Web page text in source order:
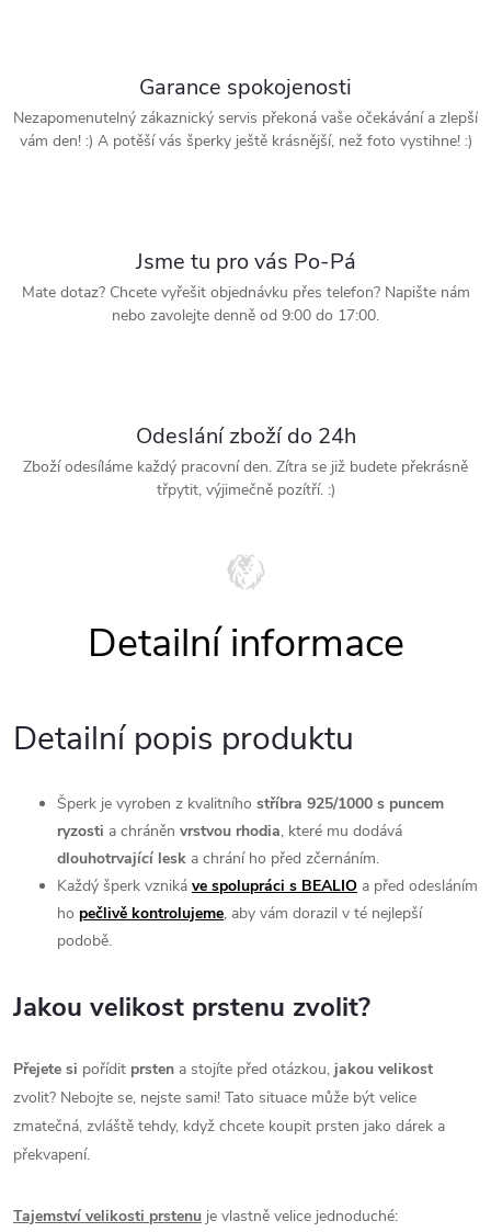
Garance spokojenosti
Nezapomenutelný zákaznický servis překoná vaše očekávání a zlepší
vám den! :) A potěší vás šperky ještě krásnější, než foto vystihne! :)
Jsme tu pro vás Po-Pá
Mate dotaz? Chcete vyřešit objednávku přes telefon? Napište nám
nebo zavolejte denně od 9:00 do 17:00.
Odeslání zboží do 24h
Zboží odesíláme každý pracovní den. Zítra se již budete překrásně
třpytit, výjimečně pozítří. :)
Detailní popis produktu
Šperk je vyroben z kvalitního stříbra 925/1000 s puncem
ryzosti a chráněn vrstvou rhodia, které mu dodává
dlouhotrvající lesk a chrání ho před zčernáním.
Každý šperk vzniká ve spolupráci s BEALIO a před odesláním
ho pečlivě kontrolujeme, aby vám dorazil v té nejlepší
podobě.
Jakou velikost prstenu zvolit?
Přejete si pořídit prsten a stojíte před otázkou, jakou velikost
zvolit? Nebojte se, nejste sami! Tato situace může být velice
zmatečná, zvláště tehdy, když chcete koupit prsten jako dárek a
překvapení.
Tajemství velikosti prstenu je vlastně velice jednoduché: